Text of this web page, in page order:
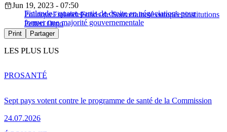
Finlande : quatre partis de droite en négociations pour
former une majorité gouvernementale
Jun 19, 2023 - 07:50
PolitiqueFinlandeFonds de Souveraineté européeninstitutions
Petteri Orpo
Print Partager
LES PLUS LUS
Sept pays votent contre le programme de santé de la Commission
24.07.2026
PROSANTÉ